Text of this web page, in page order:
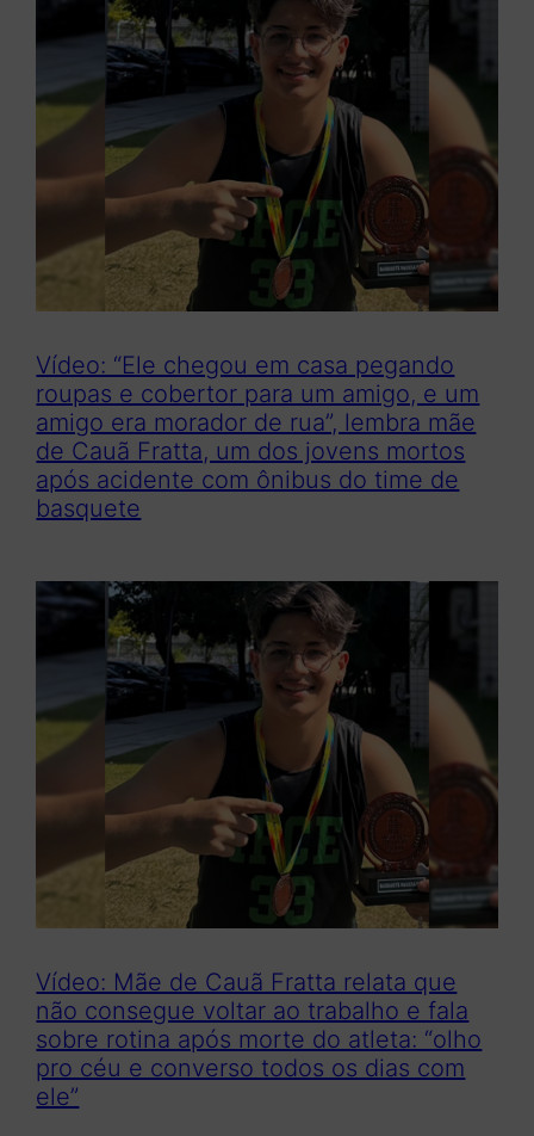
Vídeo: “Ele chegou em casa pegando
roupas e cobertor para um amigo, e um
amigo era morador de rua”, lembra mãe
de Cauã Fratta, um dos jovens mortos
após acidente com ônibus do time de
basquete
Vídeo: Mãe de Cauã Fratta relata que
não consegue voltar ao trabalho e fala
sobre rotina após morte do atleta: “olho
pro céu e converso todos os dias com
ele”